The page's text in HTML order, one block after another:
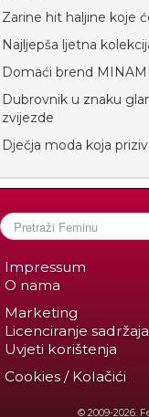
Zarine hit haljine koje
Najljepša ljetna
Domaći brend
Dubrovnik u znaku
zvijezde
Dječja moda koja
Impressum
O nama
Marketing
Licenciranje sadržaja
Uvjeti korištenja
Cookies / Kolačići
© 2009-2026.